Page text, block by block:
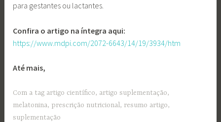
para gestantes ou lactantes.
Confira o artigo na íntegra aqui:
https://www.mdpi.com/2072-6643/14/19/3934/htm
Até mais,
Com a tag artigo científico, artigo suplementação,
melatonina, prescrição nutricional, resumo artigo,
suplementação